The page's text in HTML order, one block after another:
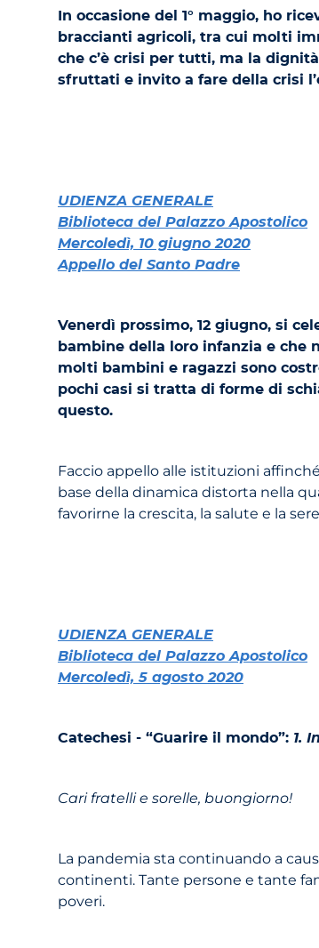
In occasione del 1° maggio, ho
braccianti agricoli, tra cui molti
che c’è crisi per tutti, ma la
sfruttati e invito a fare della crisi
UDIENZA GENERALE
Biblioteca del Palazzo Apostolico
Mercoledì, 10 giugno 2020
Appello del Santo Padre
Venerdì prossimo, 12 giugno, si
bambine della loro infanzia e che
molti bambini e ragazzi sono
pochi casi si tratta di forme di
questo.
Faccio appello alle istituzioni
base della dinamica distorta nella
favorirne la crescita, la salute e la
UDIENZA GENERALE
Biblioteca del Palazzo Apostolico
Mercoledì, 5 agosto 2020
Catechesi - “Guarire il mondo”: 1.
Cari fratelli e sorelle, buongiorno!
La pandemia sta continuando a
continenti. Tante persone e tante
poveri.